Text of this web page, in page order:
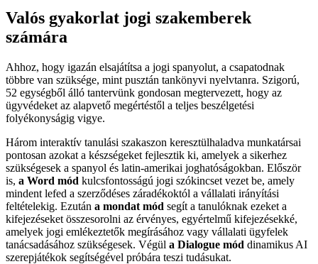
Valós gyakorlat jogi szakemberek
számára
Ahhoz, hogy igazán elsajátítsa a jogi spanyolut, a csapatodnak
többre van szüksége, mint pusztán tankönyvi nyelvtanra. Szigorú,
52 egységből álló tantervünk gondosan megtervezett, hogy az
ügyvédeket az alapvető megértéstől a teljes beszélgetési
folyékonyságig vigye.
Három interaktív tanulási szakaszon keresztülhaladva munkatársai
pontosan azokat a készségeket fejlesztik ki, amelyek a sikerhez
szükségesek a spanyol és latin-amerikai joghatóságokban. Először
is, a Word mód kulcsfontosságú jogi szókincset vezet be, amely
mindent lefed a szerződéses záradékoktól a vállalati irányítási
feltételekig. Ezután a mondat mód segít a tanulóknak ezeket a
kifejezéseket összesorolni az érvényes, egyértelmű kifejezésekké,
amelyek jogi emlékeztetők megírásához vagy vállalati ügyfelek
tanácsadásához szükségesek. Végül a Dialogue mód dinamikus AI
szerepjátékok segítségével próbára teszi tudásukat.